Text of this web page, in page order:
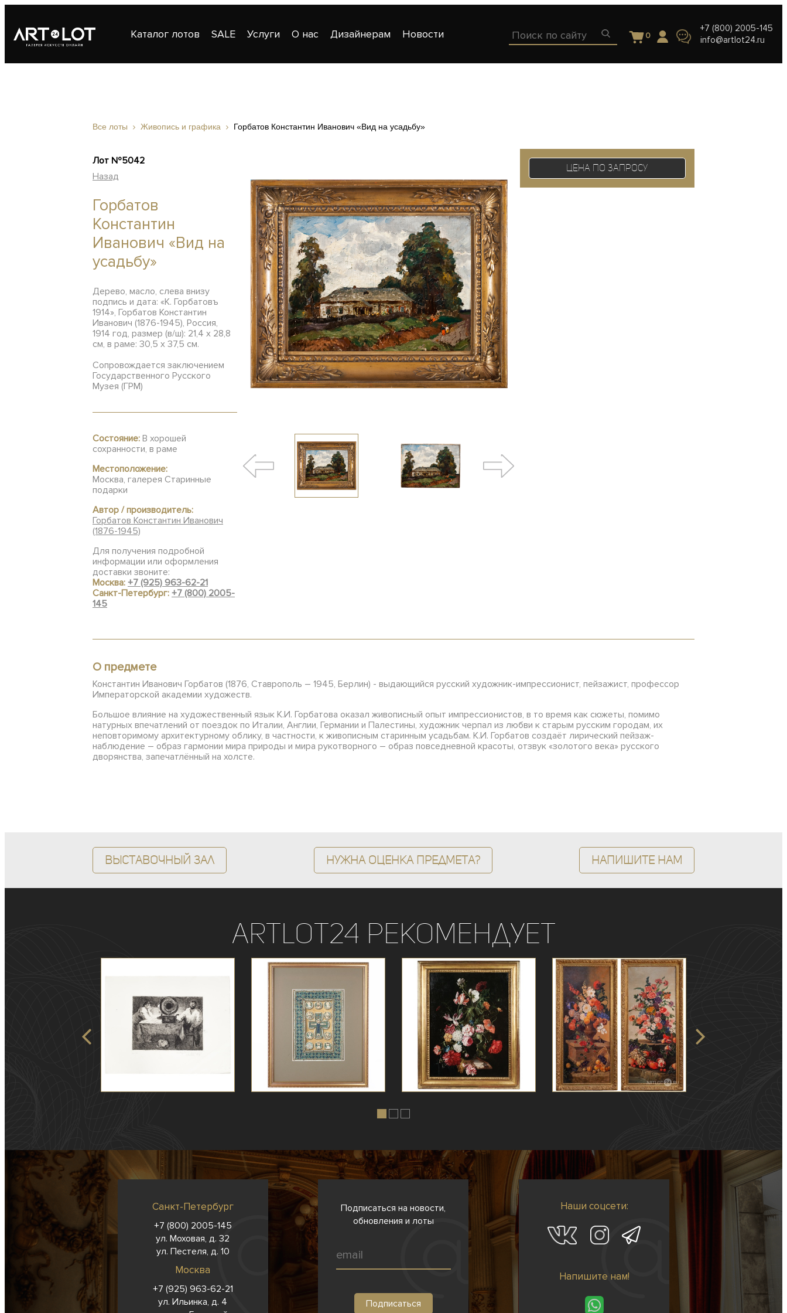
Каталог лотов SALE Услуги О нас Дизайнерам Новости 0
+7 (800) 2005-145
info@artlot24.ru
Все лоты Живопись и графика Горбатов Константин Иванович «Вид на усадьбу»
Лот №5042
Назад
Горбатов
Константин
Иванович «Вид на
усадьбу»
Дерево, масло, слева внизу
подпись и дата: «К. Горбатовъ
1914», Горбатов Константин
Иванович (1876-1945), Россия,
1914 год, размер (в/ш): 21,4 х 28,8
см, в раме: 30,5 х 37,5 см.
Сопровождается заключением
Государственного Русского
Музея (ГРМ)
Состояние: В хорошей
сохранности, в раме
Местоположение:
Москва, галерея Старинные
подарки
Автор / производитель:
Горбатов Константин Иванович
(1876-1945)
Для получения подробной
информации или оформления
доставки звоните:
Москва: +7 (925) 963-62-21
Санкт-Петербург: +7 (800) 2005-
145
Цена по запросу
О предмете
Константин Иванович Горбатов (1876, Ставрополь – 1945, Берлин) - выдающийся русский художник-импрессионист, пейзажист, профессор
Императорской академии художеств.
Большое влияние на художественный язык К.И. Горбатова оказал живописный опыт импрессионистов, в то время как сюжеты, помимо
натурных впечатлений от поездок по Италии, Англии, Германии и Палестины, художник черпал из любви к старым русским городам, их
неповторимому архитектурному облику, в частности, к живописным старинным усадьбам. К.И. Горбатов создаёт лирический пейзаж-
наблюдение – образ гармонии мира природы и мира рукотворного – образ повседневной красоты, отзвук «золотого века» русского
дворянства, запечатлённый на холсте.
Выставочный зал Нужна оценка предмета? Напишите нам
ArtLot24 рекомендует
Санкт-Петербург
+7 (800) 2005-145
ул. Моховая, д. 32
ул. Пестеля, д. 10
Москва
+7 (925) 963-62-21
ул. Ильинка, д. 4
Подписаться на новости,
обновления и лоты
Наши соцсети:
Напишите нам!